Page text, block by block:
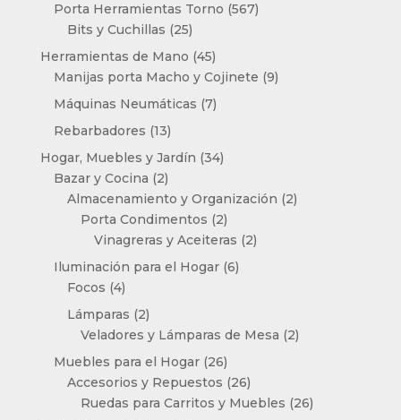
Porta Herramientas Torno 567567
Bits y Cuchillas 2525
productos
Herramientas de Mano 4545
productos
Manijas porta Macho y Cojinete 99
Máquinas Neumáticas 77
Rebarbadores 1313
productos
Hogar, Muebles y Jardín 3434
Bazar y Cocina 22
productos
Almacenamiento y Organización 22
Porta Condimentos 22
productos
Vinagreras y Aceiteras 22
Iluminación para el Hogar 66
Focos 44
productos
Lámparas 22
productos
Veladores y Lámparas de Mesa 22
Muebles para el Hogar 2626
productos
Accesorios y Repuestos 2626
productos
Ruedas para Carritos y Muebles 2626